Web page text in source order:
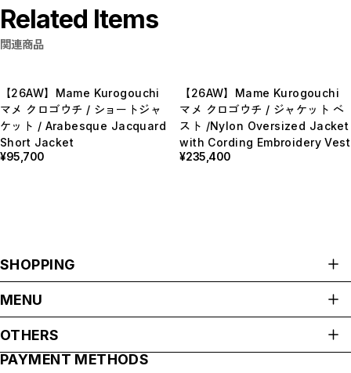
Related Items
関連商品
【26AW】Mame Kurogouchi
マメ クロゴウチ / ショートジャ
ケット / Arabesque Jacquard
Short Jacket
¥95,700
【26AW】Mame Kurogouchi
マメ クロゴウチ / ジャケット ベ
スト /Nylon Oversized Jacket
with Cording Embroidery Vest
¥235,400
SHOPPING
MENU
SHOP GUIDE
OTHERS
プライバシーポリシー
PAYMENT METHODS